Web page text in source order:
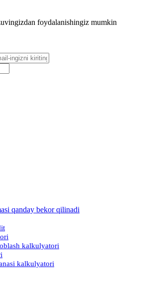
foydalanishingiz mumkin
qanday bekor qilinadi
kalkulyatori
kalkulyatori